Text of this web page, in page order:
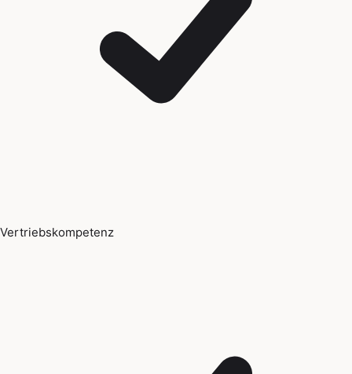
Vertriebskompetenz